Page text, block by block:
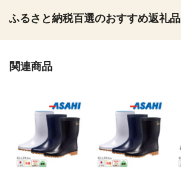
ふるさと納税百選のおすすめ返礼品
関連商品